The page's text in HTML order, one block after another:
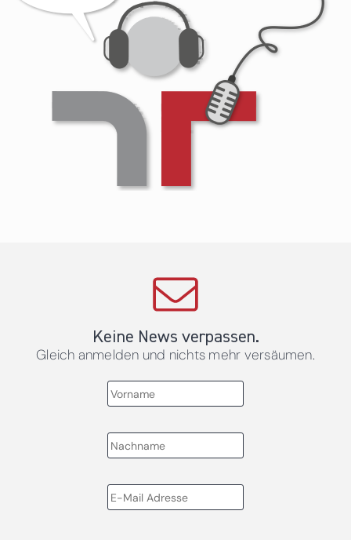
Keine News verpassen.
Gleich anmelden und nichts mehr versäumen.